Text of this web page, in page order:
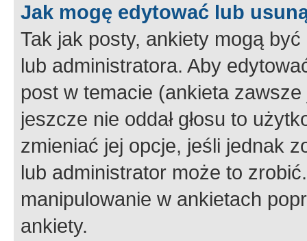
Jak mogę edytować lub
Tak jak posty, ankiety mogą
lub administratora. Aby
post w temacie (ankieta
jeszcze nie oddał głosu to
zmieniać jej opcje, jeśli jednak
lub administrator może to
manipulowanie w ankietach
ankiety.